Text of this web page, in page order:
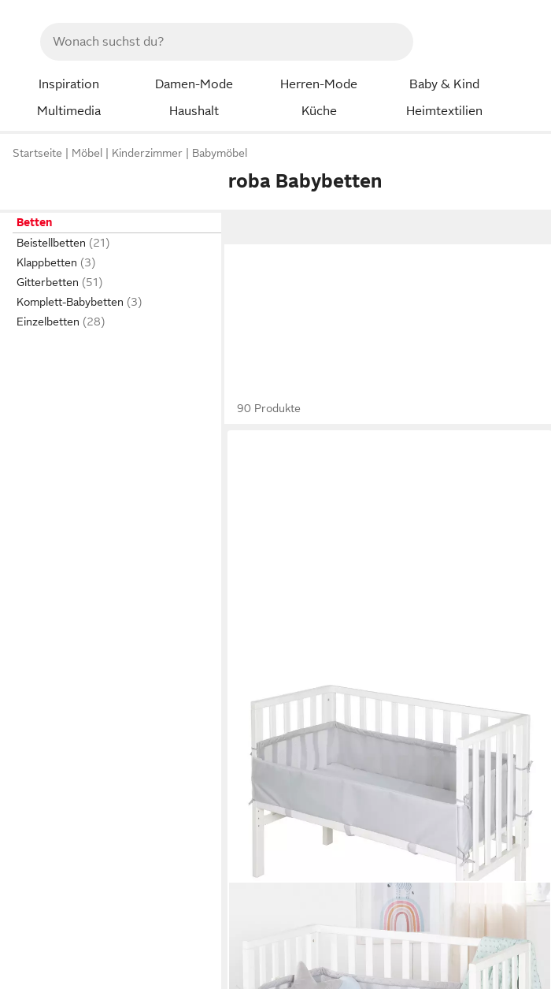
Inspiration Damen-Mode Herren-Mode Baby & Kind
Multimedia
Haushalt Küche Heimtextilien
Startseite Möbel Kinderzimmer Babymöbel
roba Babybetten
Betten
Beistellbetten
Klappbetten
Gitterbetten
Komplett-Babybetten
Einzelbetten
90 Produkte